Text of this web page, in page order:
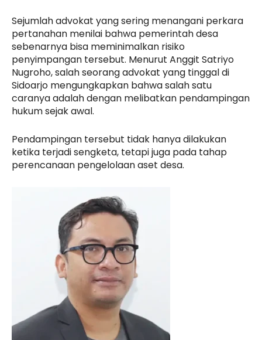
Sejumlah advokat yang sering menangani perkara
pertanahan menilai bahwa pemerintah desa
sebenarnya bisa meminimalkan risiko
penyimpangan tersebut. Menurut Anggit Satriyo
Nugroho, salah seorang advokat yang tinggal di
Sidoarjo mengungkapkan bahwa salah satu
caranya adalah dengan melibatkan pendampingan
hukum sejak awal.
Pendampingan tersebut tidak hanya dilakukan
ketika terjadi sengketa, tetapi juga pada tahap
perencanaan pengelolaan aset desa.